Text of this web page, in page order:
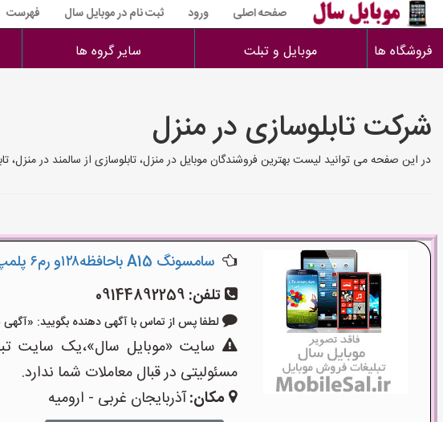
صفحه اصلی ورود ثبت نام در موبایل سال فهرست
فروشگاه ها موبایل و تبلت سایر گروه ها
شرکت تابلوسازی در منزل
در این صفحه می توانید لیست بهترین فروشندگان موبایل در منزل، تابلوسازی از سالمند در منزل،
سامسونگ A15 باحافظه۱۲۸و رم۶ پلمپ ویتنام فروشگاه
تلفن: 09144892259
لطفا پس از تماس با آگهی دهنده بگویید: «آگهی شما را
سایت «موبایل سال»،یک سایت
مسئولیتی در قبال معاملات شما ندارد.
مکان:آذربایجان غربی - ارومیه